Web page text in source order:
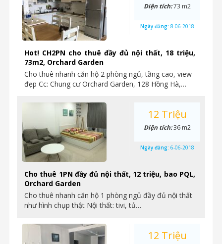
Hot! CH2PN cho thuê đầy đủ nội thất, 18 triệu,
73m2, Orchard Garden
Cho thuê nhanh căn hộ 2 phòng ngủ, tầng cao, view
đẹp Cc: Chung cư Orchard Garden, 128 Hồng Hà,…
Diện tích:73 m2
Ngày đăng: 8-06-2018
Cho thuê 1PN đầy đủ nội thất, 12 triệu, bao PQL,
Orchard Garden
Cho thuê nhanh căn hộ 1 phòng ngủ đầy đủ nội thất
như hình chụp thật Nội thất: tivi, tủ…
12 Triệu
Diện tích:36 m2
Ngày đăng: 6-06-2018
12 Triệu